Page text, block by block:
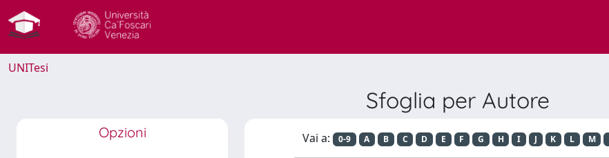
UNITesi
Sfoglia per Autore
Opzioni Vai a: 0-9 A B C D E F G H I J K L M